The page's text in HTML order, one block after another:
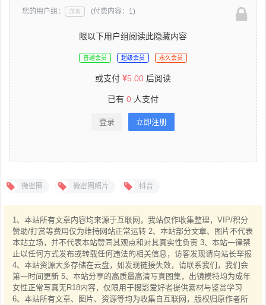
您的用户组： 游客 (付费内容：1)
限以下用户组阅读此隐藏内容
普通会员 超级会员 永久会员
或支付 5.00 后阅读
已有 0 人支付
登录 立即注册
微密圈 微密圈照片 抖音
1、本站所有文章内容均来源于互联网，我站仅作收集整理，VIP/积分
赞助/打赏等费用仅为维持网站正常运转 2、本站部分文章、图片不代表
本站立场，并不代表本站赞同其观点和对其真实性负责 3、本站一律禁
止以任何方式发布或转载任何违法的相关信息，访客发现请向站长举报
4、本站资源大多存储在云盘，如发现链接失效，请联系我们，我们会
第一时间更新 5、本站分享的高质量高清写真图集，出镜模特均为成年
女性正常写真无R18内容，仅限用于摄影爱好者提供素材与鉴赏学习
6、本站所有文章、图片、资源等均为收集自互联网，版权归原作者所